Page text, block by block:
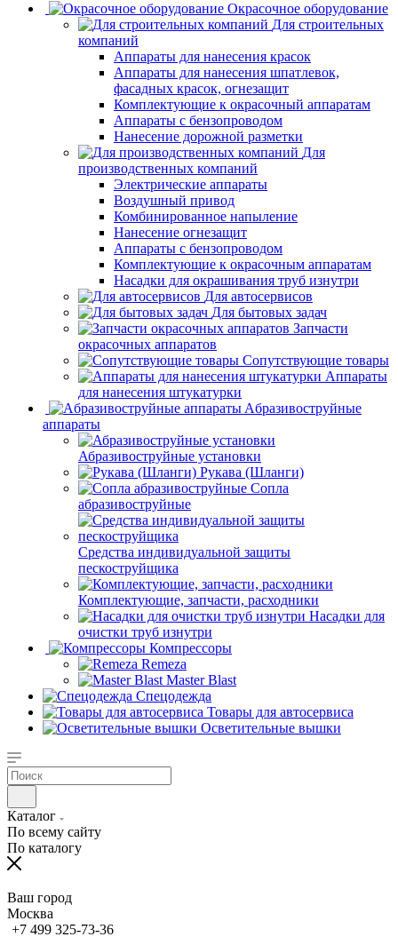
Окрасочное оборудование
Для строительных
компаний
Аппараты для нанесения красок
Аппараты для нанесения шпатлевок,
фасадных красок, огнезащит
Комплектующие к окрасочный аппаратам
Аппараты с бензопроводом
Нанесение дорожной разметки
Для
производственных компаний
Электрические аппараты
Воздушный привод
Комбинированное напыление
Нанесение огнезащит
Аппараты с бензопроводом
Комплектующие к окрасочным аппаратам
Насадки для окрашивания труб изнутри
Для автосервисов
Для бытовых задач
Запчасти
окрасочных аппаратов
Сопутствующие товары
Аппараты
для нанесения штукатурки
Aбразивоструйные
аппараты
Абразивоструйные установки
Рукава (Шланги)
Сопла
абразивоструйные
Средства индивидуальной защиты
пескоструйщика
Комплектующие, запчасти, расходники
Насадки для
очистки труб изнутри
Компрессоры
Remeza
Master Blast
Спецодежда
Товары для автосервиса
Осветительные вышки
Каталог
По всему сайту
По каталогу
Ваш город
Москва
+7 499 325-73-36